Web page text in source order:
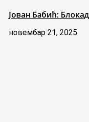
Јован Бабић:
новембар 21, 2025